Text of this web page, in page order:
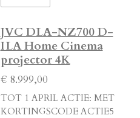
JVC DLA-NZ700 D-
ILA Home Cinema
projector 4K
€ 8.999,00
TOT 1 APRIL ACTIE: MET
KORTINGSCODE ACTIE5